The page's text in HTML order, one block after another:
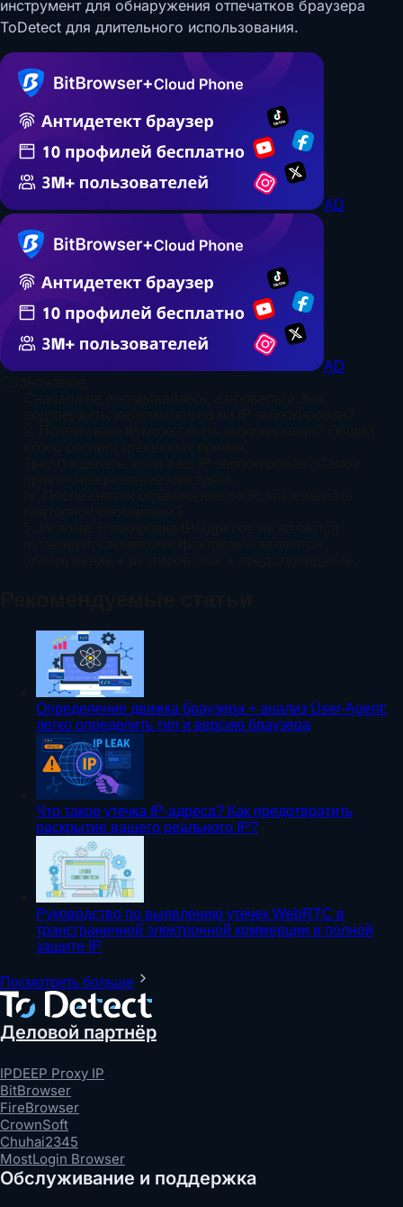
инструмент для обнаружения отпечатков браузера
ToDetect для длительного использования.
AD
AD
Определение движка браузера + анализ User-Agent:
легко определить тип и версию браузера
Что такое утечка IP-адреса? Как предотвратить
раскрытие вашего реального IP?
Руководство по выявлению утечек WebRTC в
трансграничной электронной коммерции и полной
защите IP
Посмотреть больше
Деловой партнёр
IPDEEP Proxy IP
BitBrowser
FireBrowser
CrownSoft
Chuhai2345
MostLogin Browser
Обслуживание и поддержка